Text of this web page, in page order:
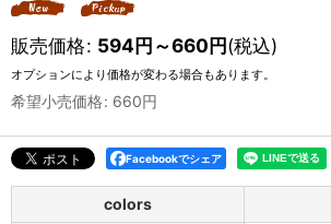
販売価格: 594円～660円(税込)
オプションにより価格が変わる場合もあります。
希望小売価格: 660円
Facebookでシェア
colors